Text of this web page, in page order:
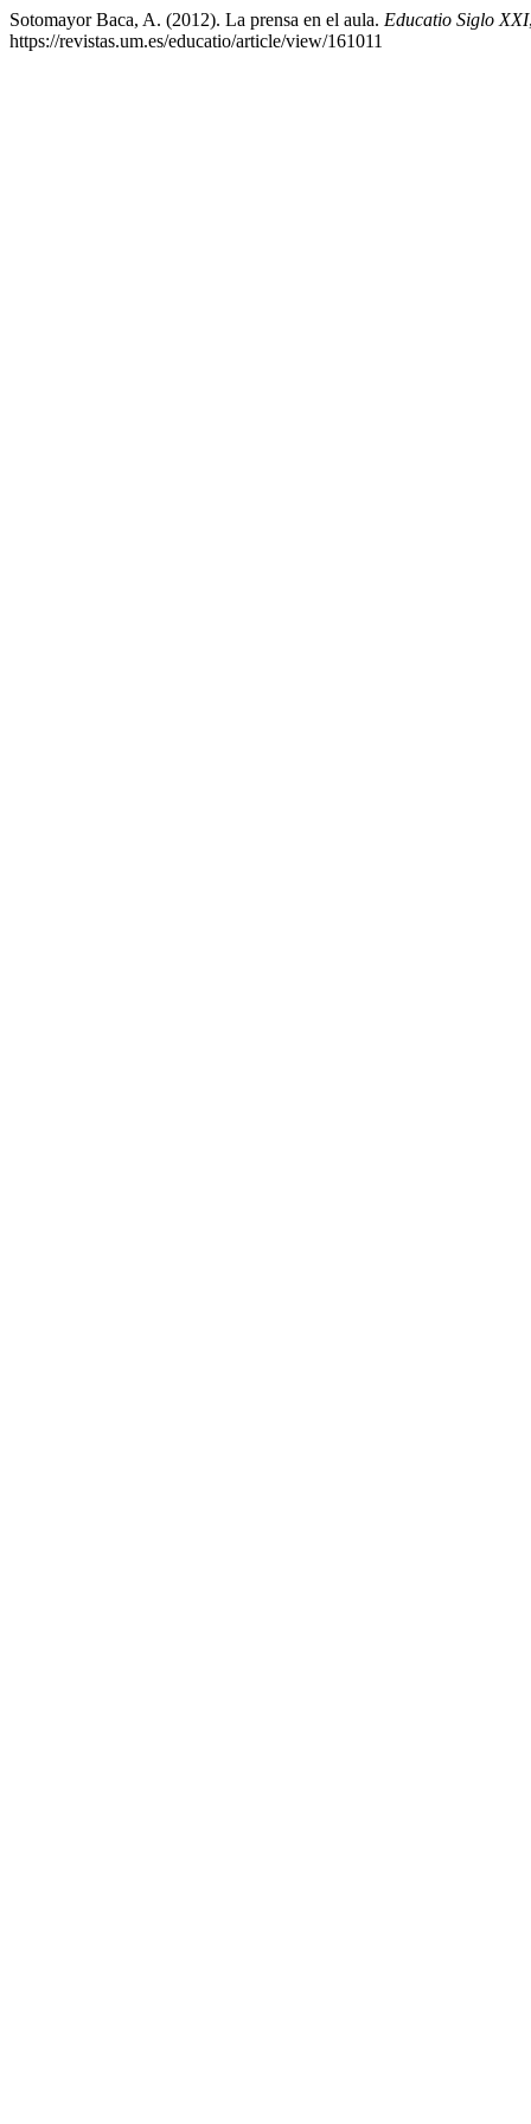
Sotomayor Baca, A. (2012). La prensa en el aula. Educatio Siglo XXI
https://revistas.um.es/educatio/article/view/161011